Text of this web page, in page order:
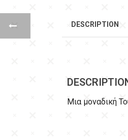
DESCRIPTION
Μια μοναδική